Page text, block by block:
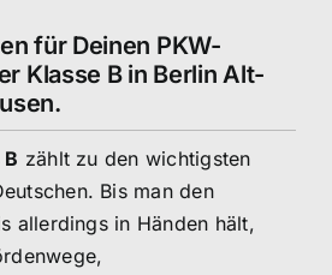
für Deinen PKW-
Klasse B in Berlin Alt-
zählt zu den wichtigsten
Bis man den
allerdings in Händen hält,